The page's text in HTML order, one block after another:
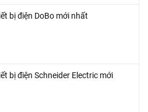
bị điện DoBo mới nhất
bị điện Schneider Electric mới